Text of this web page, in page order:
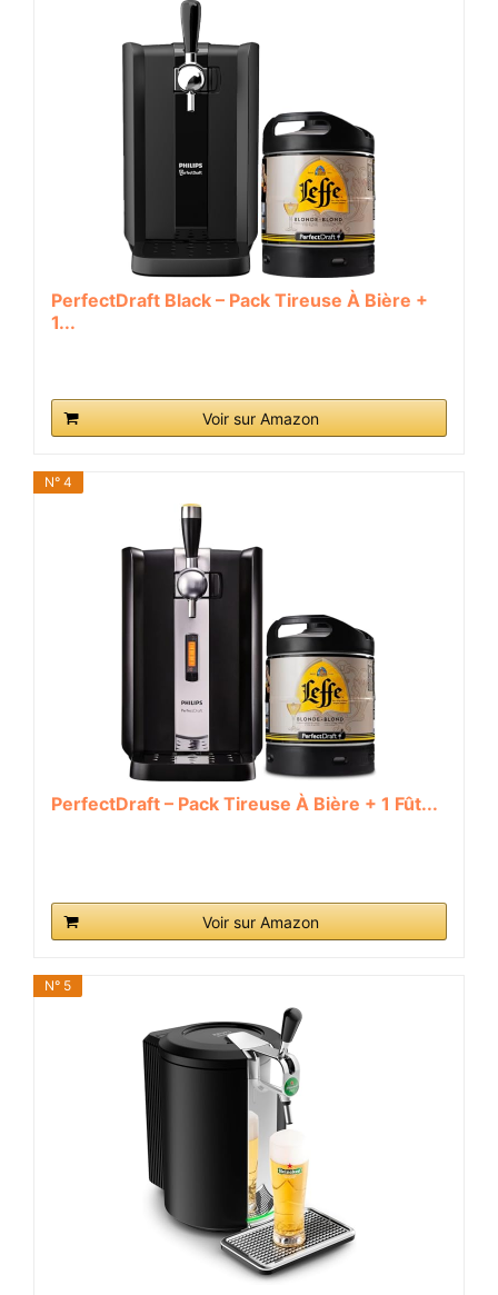
PerfectDraft Black – Pack Tireuse À Bière +
1...
Voir sur Amazon
N° 4
PerfectDraft – Pack Tireuse À Bière + 1 Fût...
Voir sur Amazon
N° 5